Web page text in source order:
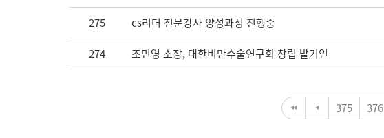
275 cs리더 전문강사 양성과정 진행중
274 조민영 소장, 대한비만수술연구회 창립 발기인
375 376